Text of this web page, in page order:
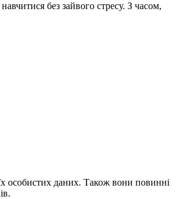
без зайвого стресу. З часом,
особистих даних. Також вони повинні